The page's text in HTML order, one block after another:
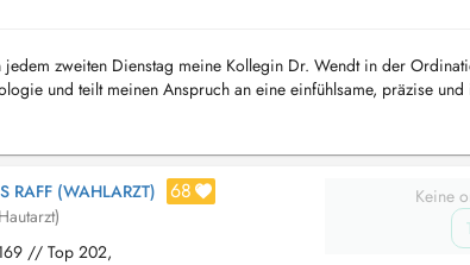
jedem zweiten Dienstag meine Kollegin Dr. Wendt in der
und teilt meinen Anspruch an eine einfühlsame, präzise
Blick un...
RAFF (WAHLARZT) 68
// Top 202,
Keine